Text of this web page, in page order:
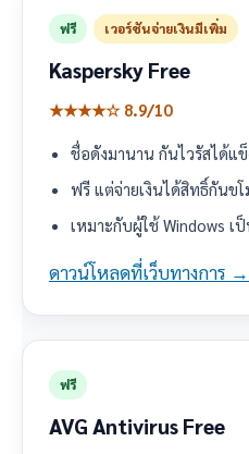
ฟรี เวอร์ชันจ่ายเงินมีเพิ่ม
Kaspersky Free
★★★★☆ 8.9/10
ชื่อดังมานาน กันไวรัสได้แข็
ฟรี แต่จ่ายเงินได้สิทธิ์กันข
เหมาะกับผู้ใช้ Windows เ
ดาวน์โหลดที่เว็บทางการ →
ฟรี
AVG Antivirus Free